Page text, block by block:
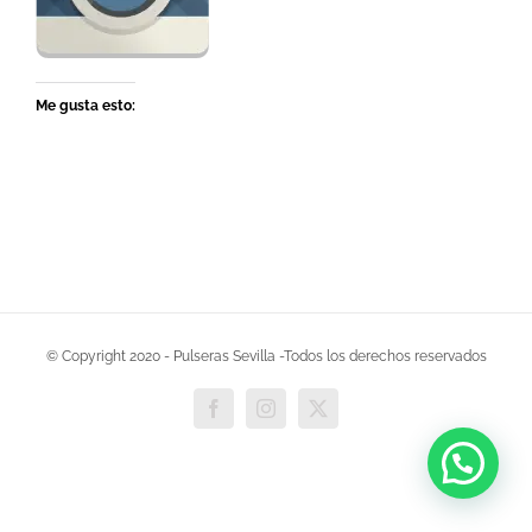
Me gusta esto:
© Copyright 2020 - Pulseras Sevilla -Todos los derechos reservados
FacebookInstagram
X